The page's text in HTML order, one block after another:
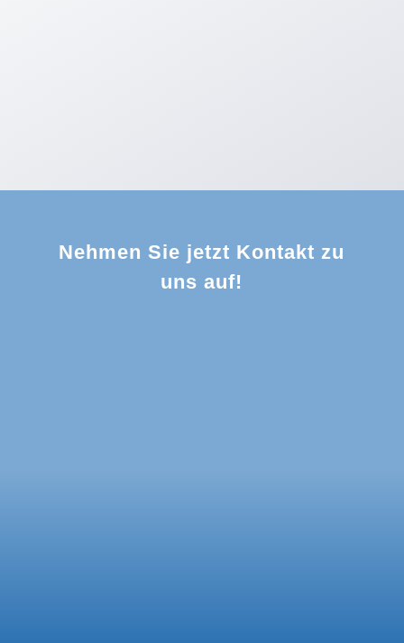
Nehmen Sie jetzt Kontakt zu
uns auf!